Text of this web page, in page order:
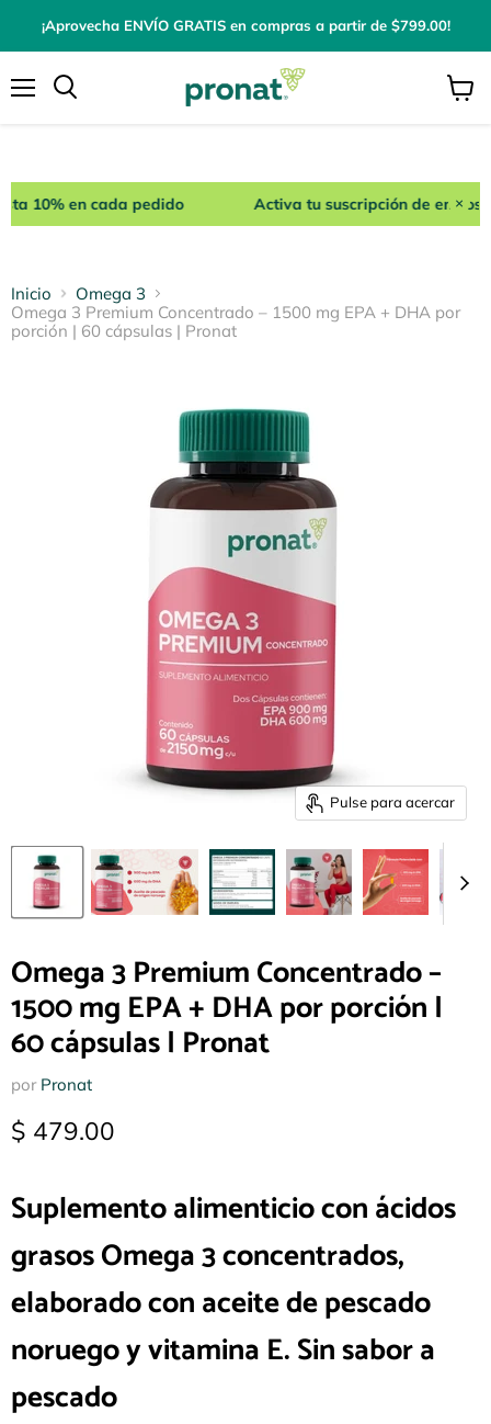
¡Aprovecha ENVÍO GRATIS en compras a partir de $799.00!
10% en cada pedido Activa tu suscripción de envíos
×
Inicio
Omega 3
Omega 3 Premium Concentrado – 1500 mg EPA + DHA por
porción | 60 cápsulas | Pronat
Pulse para acercar
Omega 3 Premium Concentrado –
1500 mg EPA + DHA por porción |
60 cápsulas | Pronat
por Pronat
Precio actual
$ 479.00
Suplemento alimenticio con ácidos
grasos Omega 3 concentrados,
elaborado con aceite de pescado
noruego y vitamina E. Sinsabor a
pescado